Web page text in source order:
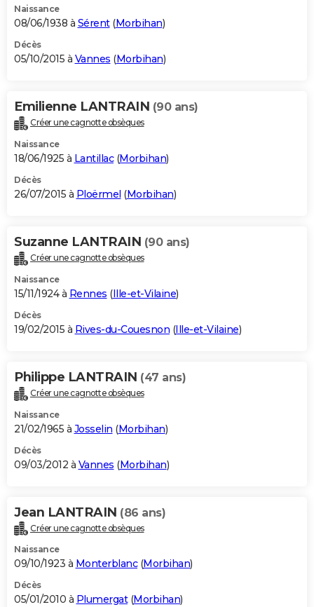
Naissance
08/06/1938 à Sérent(Morbihan)
Décès
05/10/2015 à Vannes (Morbihan)
Emilienne LANTRAIN (90 ans)
Créer une cagnotte obsèques
Naissance
18/06/1925 à Lantillac(Morbihan)
Décès
26/07/2015 à Ploërmel (Morbihan)
Suzanne LANTRAIN (90 ans)
Créer une cagnotte obsèques
Naissance
15/11/1924 à Rennes (Ille-et-Vilaine)
Décès
19/02/2015 à Rives-du-Couesnon (Ille-et-Vilaine)
Philippe LANTRAIN (47 ans)
Créer une cagnotte obsèques
Naissance
21/02/1965 à Josselin (Morbihan)
Décès
09/03/2012 à Vannes (Morbihan)
Jean LANTRAIN (86 ans)
Créer une cagnotte obsèques
Naissance
09/10/1923 à Monterblanc(Morbihan)
Décès
05/01/2010 à Plumergat(Morbihan)